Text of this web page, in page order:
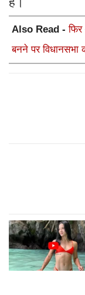
Also Read -
बनने पर विधानसभा